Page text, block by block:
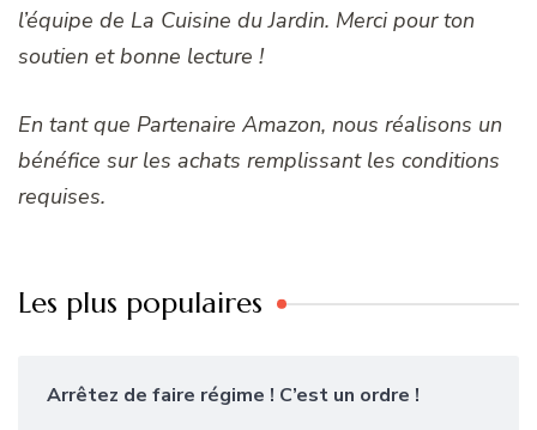
l’équipe de La Cuisine du Jardin. Merci pour ton
soutien et bonne lecture !
En tant que Partenaire Amazon, nous réalisons un
bénéfice sur les achats remplissant les conditions
requises.
Les plus populaires
Arrêtez de faire régime ! C’est un ordre !